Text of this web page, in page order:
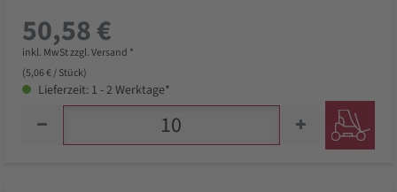
50,58 €
inkl. MwSt zzgl. Versand *
(5,06 € / Stück)
Lieferzeit: 1 - 2 Werktage*